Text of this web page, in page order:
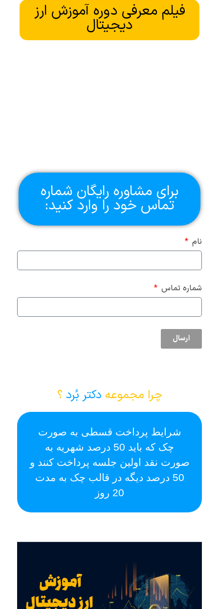
فیلم معرفی دوره آموزش ارز
دیجیتال
برای مشاوره رایگان شماره
تماس خود را وارد کنید:
نام
شماره تماس
ارسال
چرا مجموعه دکتر بُرد ؟
شرایط پرداخت قسطی به صورت
چک که باید 50 درصد شهریه به
صورت نقد اولین جلسه پرداخت کنند و
50 درصد دیگه در قالب چک به مدت
20 روز